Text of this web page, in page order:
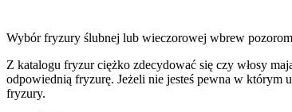
Wybór fryzury ślubnej lub wieczorowej wbrew
Z katalogu fryzur ciężko zdecydować się czy włosy
odpowiednią fryzurę. Jeżeli nie jesteś pewna w
fryzury.